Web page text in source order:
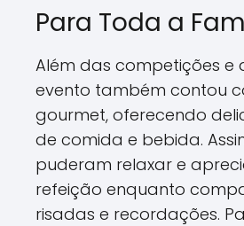
Para Toda a
Além das competições e
evento também contou
gourmet, oferecendo
de comida e bebida.
puderam relaxar e
refeição enquanto
risadas e recordações.